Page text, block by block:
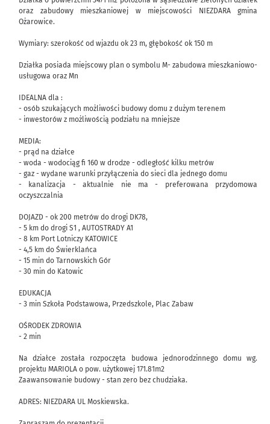
oraz zabudowy mieszkaniowej w miejscowości NIEZDARA gmina
Ożarowice.
Wymiary: szerokość od wjazdu ok 23 m, głębokość ok 150 m
Działka posiada miejscowy plan o symbolu M- zabudowa mieszkaniowo-
usługowa oraz Mn
IDEALNA dla :
- osób szukających możliwości budowy domu z dużym terenem
- inwestorów z możliwością podziału na mniejsze
MEDIA:
- prąd na działce
- woda - wodociąg fi 160 w drodze - odległość kilku metrów
- gaz - wydane warunki przyłączenia do sieci dla jednego domu
- kanalizacja - aktualnie nie ma - preferowana przydomowa
oczyszczalnia
DOJAZD - ok 200 metrów do drogi DK78,
- 5 km do drogi S1 , AUTOSTRADY A1
- 8 km Port Lotniczy KATOWICE
- 4,5 km do Świerklańca
- 15 min do Tarnowskich Gór
- 30 min do Katowic
EDUKACJA
- 3 min Szkoła Podstawowa, Przedszkole, Plac Zabaw
OŚRODEK ZDROWIA
- 2 min
Na działce została rozpoczęta budowa jednorodzinnego domu wg.
projektu MARIOLA o pow. użytkowej 171.81m2
Zaawansowanie budowy - stan zero bez chudziaka.
ADRES: NIEZDARA UL Moskiewska.